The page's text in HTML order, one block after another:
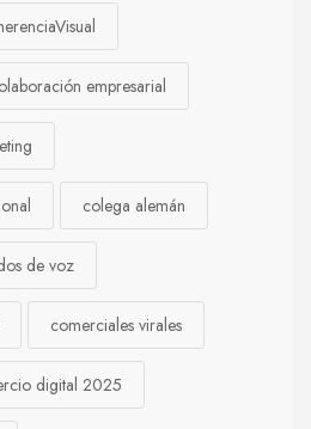
empresarial
colega alemán
de voz
comerciales virales
digital 2025